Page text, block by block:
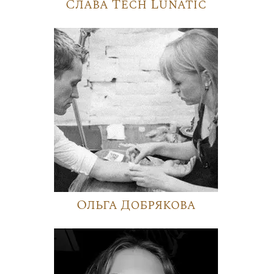
Слава Tech Lunatic
Ольга Добрякова